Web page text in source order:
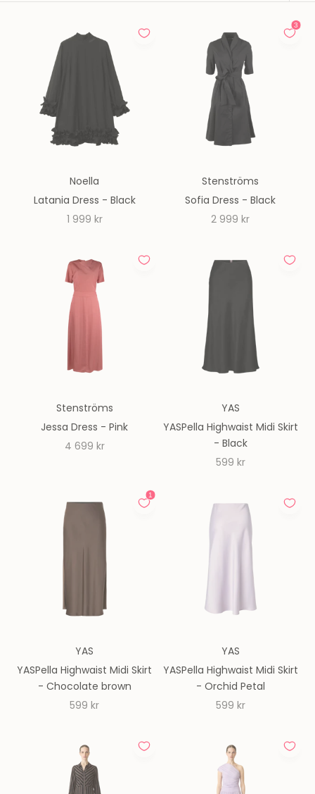
Noella
Latania Dress - Black
REA-pris
1 999 kr
Stenströms
Sofia Dress - Black
REA-pris
2 999 kr
Stenströms
Jessa Dress - Pink
REA-pris
4 699 kr
YAS
YASPella Highwaist Midi Skirt
- Black
REA-pris
599 kr
YAS
YASPella Highwaist Midi Skirt
- Chocolate brown
REA-pris
599 kr
YAS
YASPella Highwaist Midi Skirt
- Orchid Petal
REA-pris
599 kr